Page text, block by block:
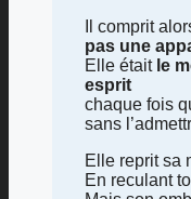
Il comprit
pas une
Elle était le
esprit
chaque fois
sans
Elle reprit sa
En reculant